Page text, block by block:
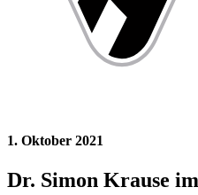
1. Oktober 2021
Dr. Simon Krause